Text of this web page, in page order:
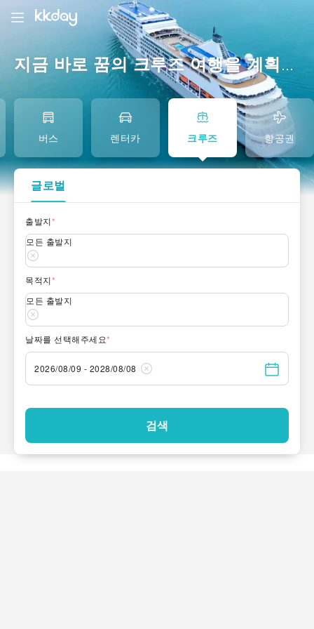
지금 바로 꿈의 크루즈 여행을 계획하세요 | 독점 크루즈 혜택 - KKday 크루즈 휴가
버스 렌터카 크루즈 항공권
글로벌
출발지*
모든 출발지
목적지*
모든 출발지
날짜를 선택해주세요*
2026/08/09 - 2028/08/08
검색